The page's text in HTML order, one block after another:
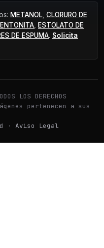
METANOL CLORURO DE
ESTOLATO DE
DE ESPUMA. Solicita
LOS DERECHOS
pertenecen a sus
· Aviso Legal